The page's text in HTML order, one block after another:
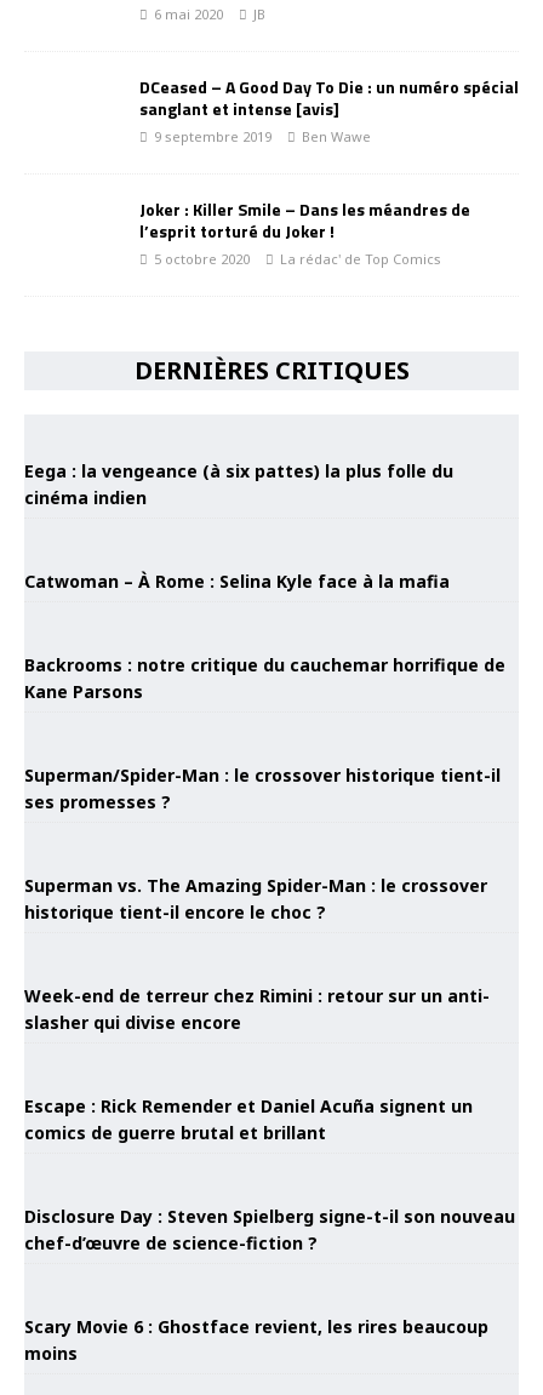
6 mai 2020 JB
DCeased – A Good Day To Die : un numéro spécial
sanglant et intense [avis]
9 septembre 2019 Ben Wawe
Joker : Killer Smile – Dans les méandres de
l’esprit torturé du Joker !
5 octobre 2020 La rédac' de Top Comics
DERNIÈRES CRITIQUES
Eega : la vengeance (à six pattes) la plus folle du
cinéma indien
Catwoman – À Rome : Selina Kyle face à la mafia
Backrooms : notre critique du cauchemar horrifique de
Kane Parsons
Superman/Spider-Man : le crossover historique tient-il
ses promesses ?
Superman vs. The Amazing Spider-Man : le crossover
historique tient-il encore le choc ?
Week-end de terreur chez Rimini : retour sur un anti-
slasher qui divise encore
Escape : Rick Remender et Daniel Acuña signent un
comics de guerre brutal et brillant
Disclosure Day : Steven Spielberg signe-t-il son nouveau
chef-d’œuvre de science-fiction ?
Scary Movie 6 : Ghostface revient, les rires beaucoup
moins